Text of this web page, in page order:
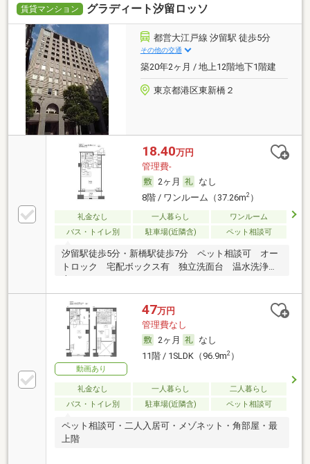
賃貸マンション グラディート汐留ロッソ
都営大江戸線 汐留駅 徒歩5分
その他の交通
築20年2ヶ月 / 地上12階地下1階建
東京都港区東新橋２
18.40万円
管理費-
2ヶ月
なし
8階 / ワンルーム（37.26m2）
礼金なし 一人暮らし
ワンルーム
バス・トイレ別
駐車場(近隣含) ペット相談可
汐留駅徒歩5分・新橋駅徒歩7分 ペット相談可 オー
トロック 宅配ボックス有 独立洗面台 温水洗浄便
動画あり
47万円
管理費なし
2ヶ月
なし
11階 / 1SLDK（96.9m2）
礼金なし 一人暮らし
二人暮らし
バス・トイレ別
駐車場(近隣含) ペット相談可
ペット相談可・二人入居可・メゾネット・角部屋・最
上階